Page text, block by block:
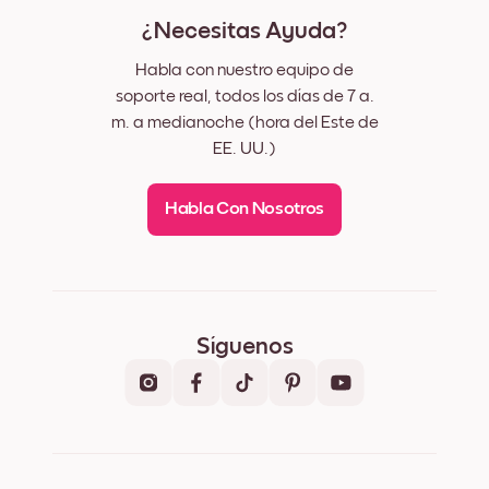
¿Necesitas Ayuda?
Habla con nuestro equipo de
soporte real, todos los días de 7 a.
m. a medianoche (hora del Este de
EE. UU.)
Habla Con Nosotros
Síguenos